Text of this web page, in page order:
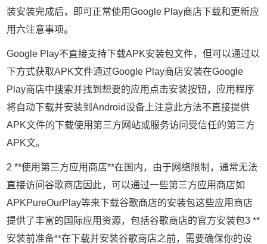
装安装完成后，即可正常使用Google Play商店下载和更新应
用六注意事项。
Google Play不直接支持下载APK安装包文件，但可以通过以
下方式获取APK文件通过Google Play商店安装在Google
Play商店中搜索并找到想要的应用点击安装按钮，应用程序
将自动下载并安装到Android设备上注意此方法不直接提供
APK文件的下载使用第三方网站或服务访问受信任的第三方
APK文。
2 **使用第三方应用商店**在国内，由于网络限制，通常无法
直接访问谷歌商店因此，可以通过一些第三方应用商店如
APKPureOurPlay等来下载谷歌商店的安装包这些应用商店
提供了丰富的国际应用资源，包括谷歌商店的官方安装包3 **
安装前准备**在下载并安装谷歌商店之前，需要确保你的设